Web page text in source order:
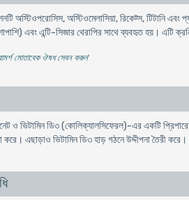
অস্টিওপরোসিস, অস্টিওমেলাসিয়া, রিকেট্স, টিটানি এবং
এবং এন্টি-সিজার থেরাপির সাথে ব্যবহৃত হয়। এটি
মোতাবেক ঔষধ সেবন করুন'
ও ভিটামিন ডি৩ (কোলিক্যালসিফেরল)-এর একটি
করে। এছাড়াও ভিটামিন ডি৩ হাড় গঠনে উদ্দীপনা তৈরী